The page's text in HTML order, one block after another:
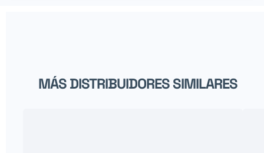
MÁS DISTRIBUIDORES SIMILARES